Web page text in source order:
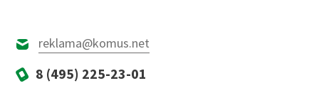
reklama@komus.net
8 (495) 225-23-01